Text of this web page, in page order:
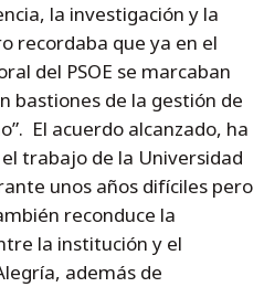
la investigación y la
recordaba que ya en el
del PSOE se marcaban
bastiones de la gestión de
El acuerdo alcanzado, ha
trabajo de la Universidad
unos años difíciles pero
reconduce la
la institución y el
además de